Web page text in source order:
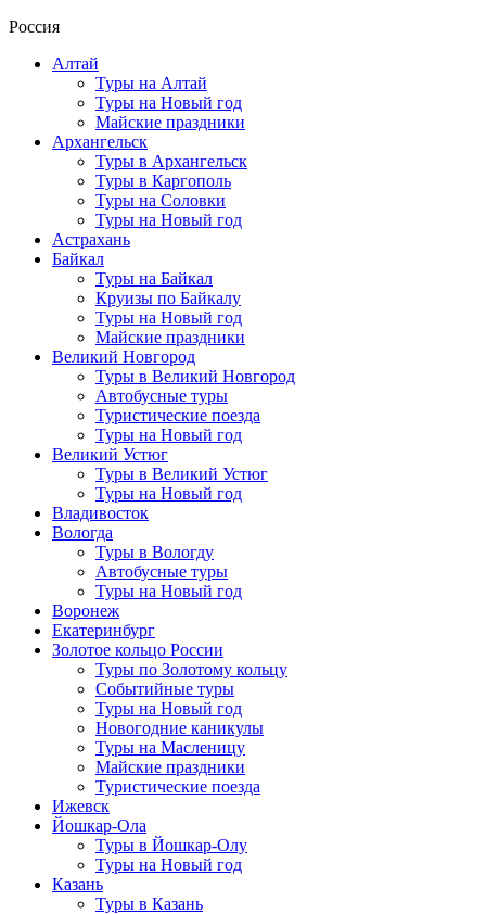
Россия
Алтай
Туры на Алтай
Туры на Новый год
Майские праздники
Архангельск
Туры в Архангельск
Туры в Каргополь
Туры на Соловки
Туры на Новый год
Астрахань
Байкал
Туры на Байкал
Круизы по Байкалу
Туры на Новый год
Майские праздники
Великий Новгород
Туры в Великий Новгород
Автобусные туры
Туристические поезда
Туры на Новый год
Великий Устюг
Туры в Великий Устюг
Туры на Новый год
Владивосток
Вологда
Туры в Вологду
Автобусные туры
Туры на Новый год
Воронеж
Екатеринбург
Золотое кольцо России
Туры по Золотому кольцу
Событийные туры
Туры на Новый год
Новогодние каникулы
Туры на Масленицу
Майские праздники
Туристические поезда
Ижевск
Йошкар-Ола
Туры в Йошкар-Олу
Туры на Новый год
Казань
Туры в Казань